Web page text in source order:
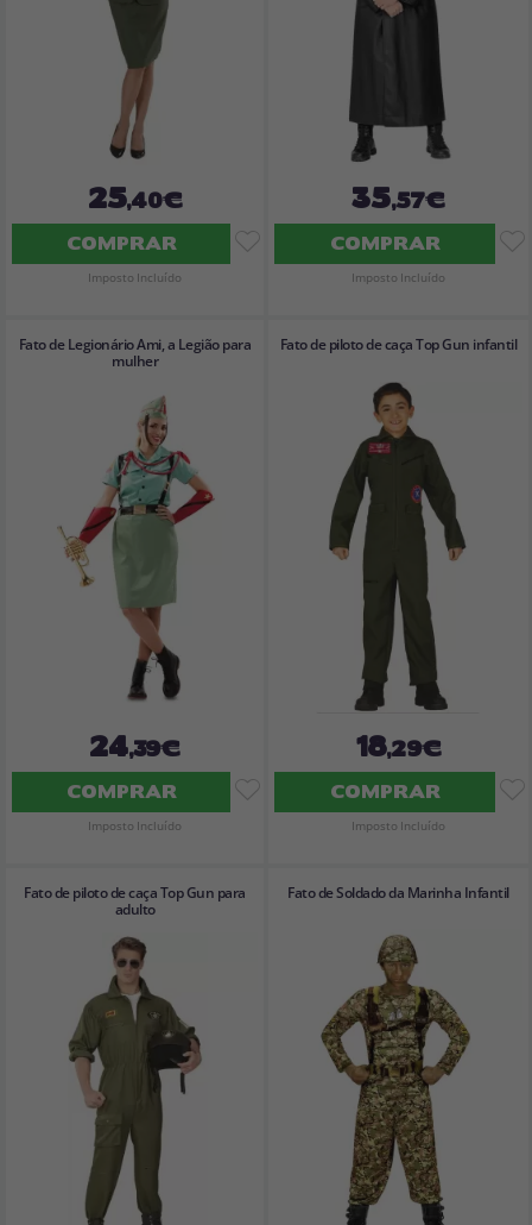
25,40€
COMPRAR
Imposto Incluído
35,57€
COMPRAR
Imposto Incluído
Fato de Legionário Ami, a Legião para
mulher
24,39€
COMPRAR
Imposto Incluído
Fato de piloto de caça Top Gun infantil
18,29€
COMPRAR
Imposto Incluído
Fato de piloto de caça Top Gun para
adulto
Fato de Soldado da Marinha Infantil